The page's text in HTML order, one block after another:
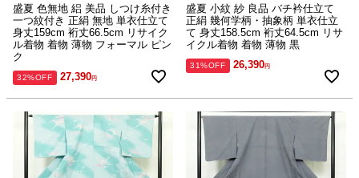
盛夏 色無地 絽 美品 しつけ糸付き
一つ紋付き 正絹 無地 単衣仕立て
身丈159cm 裄丈66.5cm リサイク
ル着物 着物 薄物 フォーマル ピン
ク
32%OFF 27,390
盛夏 小紋 紗 良品 バチ衿仕立て
正絹 幾何学柄・抽象柄 単衣仕立
て 身丈158.5cm 裄丈64.5cm リサ
イクル着物 着物 薄物 黒
31%OFF 26,390